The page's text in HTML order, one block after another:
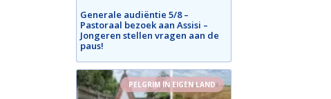
Generale audiëntie 5/8 –
Pastoraal bezoek aan Assisi –
Jongeren stellen vragen aan de
paus!
PELGRIM IN EIGEN LAND